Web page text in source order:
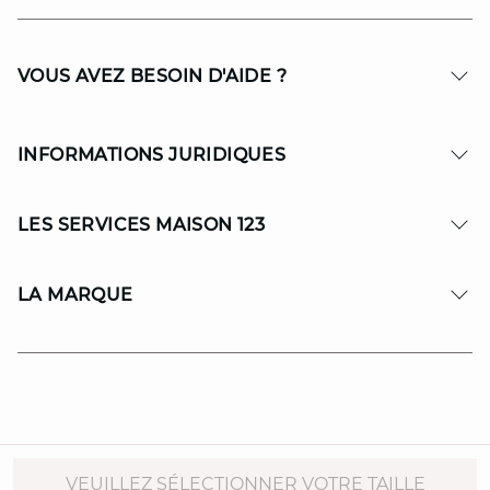
VEUILLEZ SÉLECTIONNER VOTRE TAILLE
VOUS AVEZ BESOIN D'AIDE ?
INFORMATIONS JURIDIQUES
LES SERVICES MAISON 123
LA MARQUE
© Copyright 2026 MAISON 123. All Rights reserved.